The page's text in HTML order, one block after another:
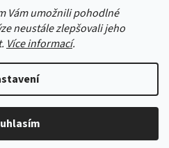
Vám umožnili pohodlné
neustále zlepšovali jeho
Více informací.
Shoptet
. Všechna práva vyhrazena.
cookies